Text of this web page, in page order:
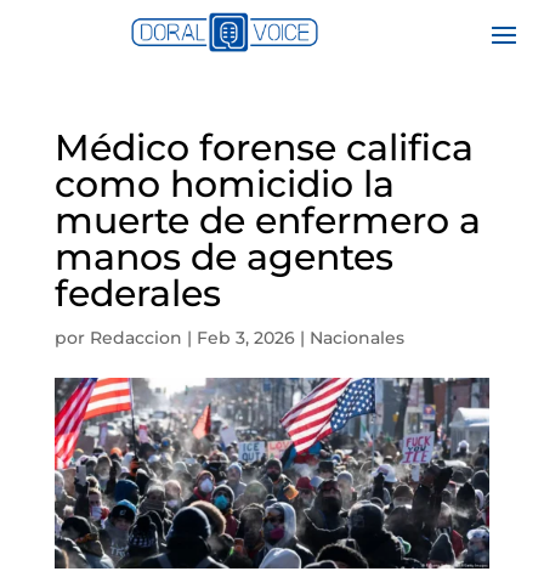
Médico forense califica
como homicidio la
muerte de enfermero a
manos de agentes
federales
por Redaccion | Feb 3, 2026| Nacionales